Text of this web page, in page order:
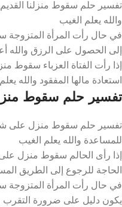
تفسير حلم سقوط منزلنا
والله يعلم الغيب
في حال رأت المرأة المتزوجة
إلى الحصول على الرزق والله
إذا رأت الفتاة العزباء سقوط
استعادة مالها المفقود والله
تفسير حلم سقوط
تفسير حلم سقوط منزل على
للمساعدة والله يعلم الغيب
إذا رأى الحالم سقوط منزل
الحاجة للرجوع إلى الطريق
في حال رأت المرأة
يكون دليل على ضرورة التقرب